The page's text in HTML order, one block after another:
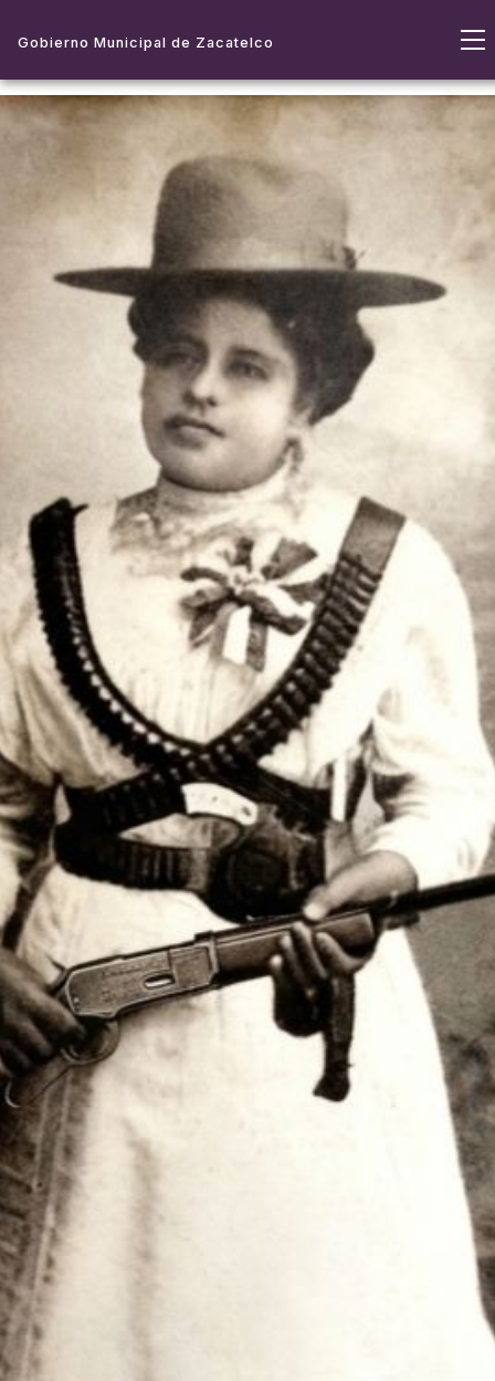
Gobierno Municipal de Zacatelco